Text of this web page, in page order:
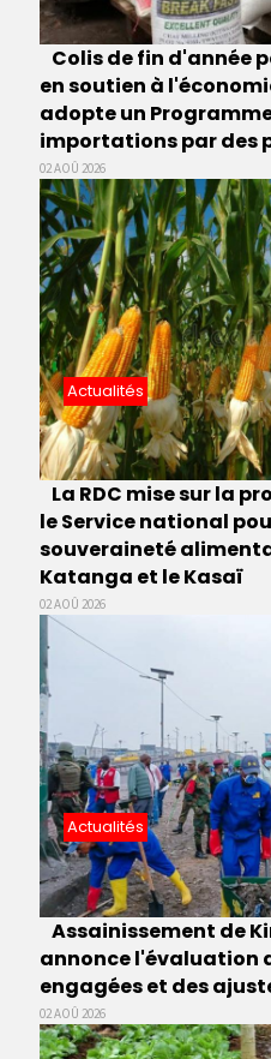
Colis de fin d'année
en soutien à
adopte un
importations par des
02 AOÛ 2026
Actualités
La RDC mise sur la
le Service national
souveraineté
Katanga et le Kasaï
02 AOÛ 2026
Actualités
Assainissement de
annonce l'évaluation
engagées et des
02 AOÛ 2026